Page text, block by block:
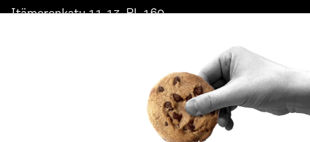
Itämerenkatu 11-13, PL 160,